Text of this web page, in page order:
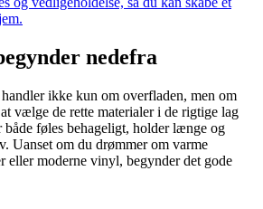
nedefra
ikke kun om overfladen, men om
vælge de rette materialer i de rigtige lag
både føles behageligt, holder længe og
Uanset om du drømmer om varme
eller moderne vinyl, begynder det gode